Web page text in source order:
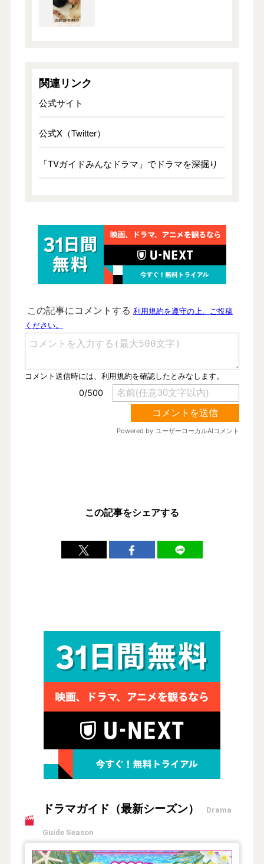
関連リンク
公式サイト
公式X（Twitter）
「TVガイドみんなドラマ」でドラマを深掘り
この記事をシェアする
ドラマガイド（最新シーズン） Drama
Guide Season
【2026年夏】TVドラマガイド